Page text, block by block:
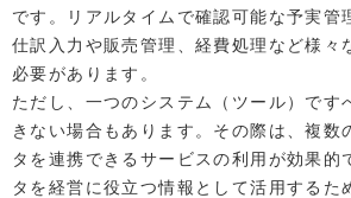
です。リアルタイムで確認可能な予実管
仕訳入力や販売管理、経費処理など様々
必要があります。
ただし、一つのシステム（ツール）です
きない場合もあります。その際は、複数
タを連携できるサービスの利用が効果的
タを経営に役立つ情報として活用するた